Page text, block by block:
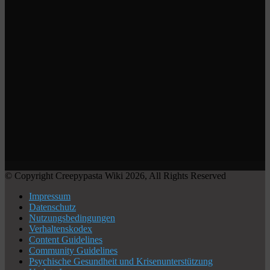
© Copyright Creepypasta Wiki 2026, All Rights Reserved
Impressum
Datenschutz
Nutzungsbedingungen
Verhaltenskodex
Content Guidelines
Community Guidelines
Psychische Gesundheit und Krisenunterstützung